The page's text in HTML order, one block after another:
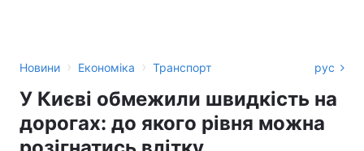
Новини › Економіка › Транспорт рус
У Києві обмежили швидкість на
дорогах: до якого рівня можна